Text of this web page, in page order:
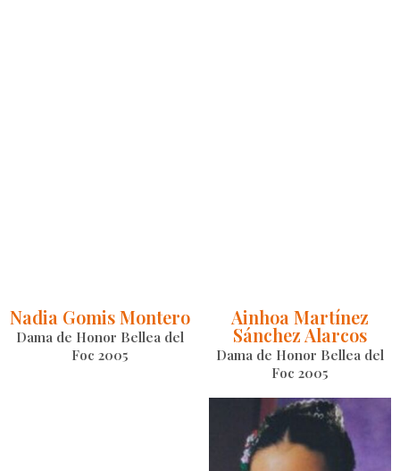
Nadia Gomis Montero
Dama de Honor Bellea del
Foc 2005
Ainhoa Martínez
Sánchez Alarcos
Dama de Honor Bellea del
Foc 2005